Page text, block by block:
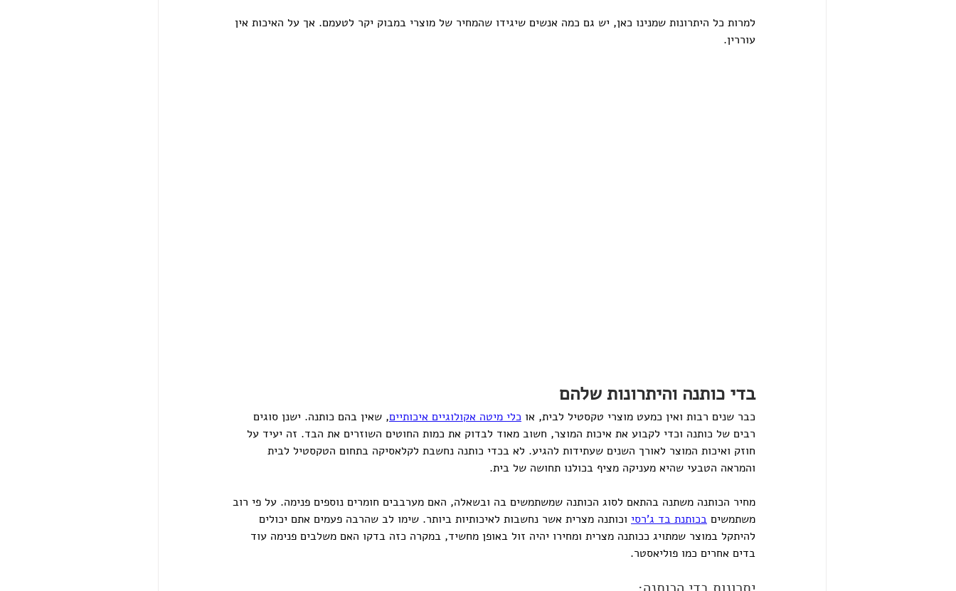
למרות כל היתרונות שמנינו כאן, יש גם כמה אנשים שיגידו שהמחיר של מוצרי במבוק יקר לטעמם. אך על האיכות אין
עוררין.
בדי כותנה והיתרונות שלהם
כבר שנים רבות ואין כמעט מוצרי טקסטיל לבית, או כלי מיטה אקולוגיים איכותיים, שאין בהם כותנה. ישנן סוגים
רבים של כותנה וכדי לקבוע את איכות המוצר, חשוב מאוד לבדוק את כמות החוטים השוזרים את הבד. זה יעיד על
חוזק ואיכות המוצר לאורך השנים שעתידות להגיע. לא בכדי כותנה נחשבת לקלאסיקה בתחום הטקסטיל לבית
והמראה הטבעי שהיא מעניקה מציף בכולנו תחושה של בית.
מחיר הכותנה משתנה בהתאם לסוג הכותנה שמשתמשים בה ובשאלה, האם מערבבים חומרים נוספים פנימה. על פי רוב
משתמשים בכותנת בד ג'רסי וכותנה מצרית אשר נחשבות לאיכותיות ביותר. שימו לב שהרבה פעמים אתם יכולים
להיתקל במוצר שמתויג ככותנה מצרית ומחירו יהיה זול באופן מחשיד, במקרה כזה בדקו האם משלבים פנימה עוד
בדים אחרים כמו פוליאסטר.